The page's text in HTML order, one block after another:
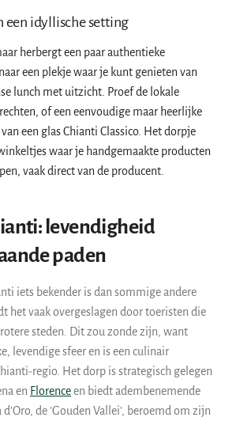
een idyllische setting
herbergt een paar authentieke
een plekje waar je kunt genieten van
lunch met uitzicht. Proef de lokale
of een eenvoudige maar heerlijke
een glas Chianti Classico. Het dorpje
waar je handgemaakte producten
vaak direct van de producent.
levendigheid
paden
iets bekender is dan sommige andere
het vaak overgeslagen door toeristen die
steden. Dit zou zonde zijn, want
levendige sfeer en is een culinair
regio. Het dorp is strategisch gelegen
en Florenceen biedt adembenemende
d'Oro, de 'Gouden Vallei', beroemd om zijn